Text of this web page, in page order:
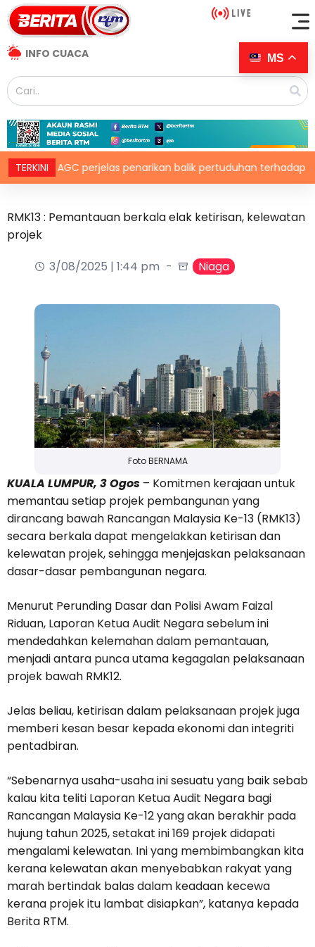
INFO CUACA
TERKINI
AGC perjelas penarikan balik pertuduhan terhadap Nicky
RMK13 : Pemantauan berkala elak ketirisan, kelewatan
projek
3/08/2025 | 1:44 pm
Niaga
Foto BERNAMA
KUALA LUMPUR, 3 Ogos – Komitmen kerajaan untuk
memantau setiap projek pembangunan yang
dirancang bawah Rancangan Malaysia Ke-13 (RMK13)
secara berkala dapat mengelakkan ketirisan dan
kelewatan projek, sehingga menjejaskan pelaksanaan
dasar-dasar pembangunan negara.
Menurut Perunding Dasar dan Polisi Awam Faizal
Riduan, Laporan Ketua Audit Negara sebelum ini
mendedahkan kelemahan dalam pemantauan,
menjadi antara punca utama kegagalan pelaksanaan
projek bawah RMK12.
Jelas beliau, ketirisan dalam pelaksanaan projek juga
memberi kesan besar kepada ekonomi dan integriti
pentadbiran.
“Sebenarnya usaha-usaha ini sesuatu yang baik sebab
kalau kita teliti Laporan Ketua Audit Negara bagi
Rancangan Malaysia Ke-12 yang akan berakhir pada
hujung tahun 2025, setakat ini 169 projek didapati
mengalami kelewatan. Ini yang membimbangkan kita
kerana kelewatan akan menyebabkan rakyat yang
marah bertindak balas dalam keadaan kecewa
kerana projek itu lambat disiapkan”, katanya kepada
Berita RTM.
MS